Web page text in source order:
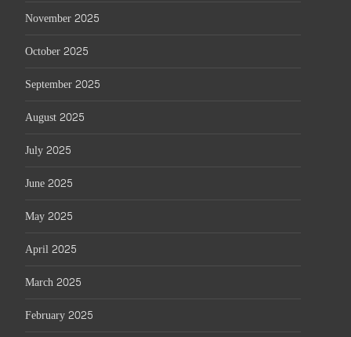
November 2025
October 2025
September 2025
August 2025
July 2025
June 2025
May 2025
April 2025
March 2025
February 2025